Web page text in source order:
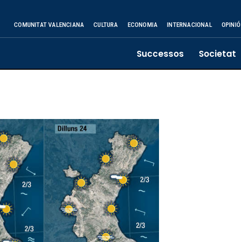
COMUNITAT VALENCIANA CULTURA ECONOMIA INTERNACIONAL OPINIÓ
Successos Societat